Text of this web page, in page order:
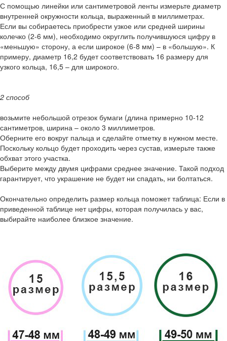
С помощью линейки или сантиметровой ленты измерьте диаметр
внутренней окружности кольца, выраженный в миллиметрах.
Если вы собираетесь приобрести узкое или средней ширины
колечко (2-6 мм), необходимо округлить получившуюся цифру в
«меньшую» сторону, а если широкое (6-8 мм) – в «большую». К
примеру, диаметр 16,2 будет соответствовать 16 размеру для
узкого кольца, 16,5 – для широкого.
2 способ
возьмите небольшой отрезок бумаги (длина примерно 10-12
сантиметров, ширина – около 3 миллиметров.
Оберните его вокруг пальца и сделайте отметку в нужном месте.
Поскольку кольцо будет проходить через сустав, измерьте также
обхват этого участка.
Выберите между двумя цифрами среднее значение. Такой подход
гарантирует, что украшение не будет ни спадать, ни болтаться.
Окончательно определить размер кольца поможет таблица: Если в
приведенной таблице нет цифры, которая получилась у вас,
выбирайте наиболее близкое значение.